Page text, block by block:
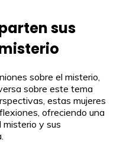
sus
sobre el misterio,
sobre este tema
estas mujeres
ofreciendo una
y sus